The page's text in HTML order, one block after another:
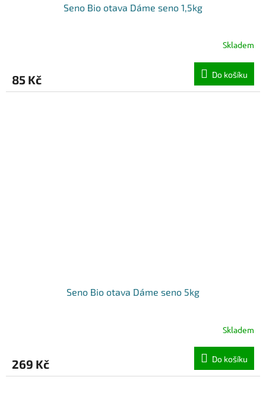
Seno Bio otava Dáme seno 1,5kg
Skladem
85 Kč Do košíku
Seno Bio otava Dáme seno 5kg
Skladem
269 Kč Do košíku